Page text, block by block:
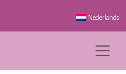
Nederlands